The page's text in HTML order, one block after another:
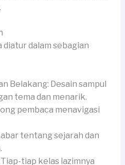
diatur dalam sebagian
Belakang: Desain sampul
tema dan menarik.
pembaca menavigasi
tentang sejarah dan
Tiap-tiap kelas lazimnya